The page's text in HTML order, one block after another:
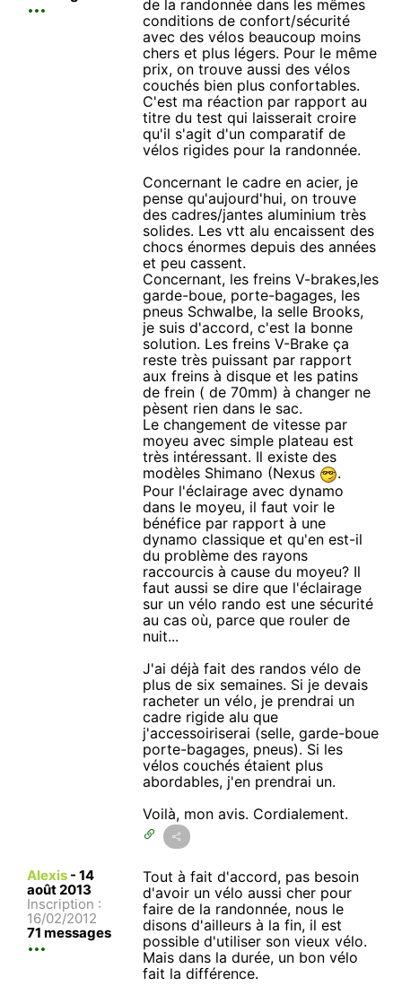
de la randonnée dans les mêmes
conditions de confort/sécurité
avec des vélos beaucoup moins
chers et plus légers. Pour le même
prix, on trouve aussi des vélos
couchés bien plus confortables.
C'est ma réaction par rapport au
titre du test qui laisserait croire
qu'il s'agit d'un comparatif de
vélos rigides pour la randonnée.
Concernant le cadre en acier, je
pense qu'aujourd'hui, on trouve
des cadres/jantes aluminium très
solides. Les vtt alu encaissent des
chocs énormes depuis des années
et peu cassent.
Concernant, les freins V-brakes,les
garde-boue, porte-bagages, les
pneus Schwalbe, la selle Brooks,
je suis d'accord, c'est la bonne
solution. Les freins V-Brake ça
reste très puissant par rapport
aux freins à disque et les patins
de frein ( de 70mm) à changer ne
pèsent rien dans le sac.
Le changement de vitesse par
moyeu avec simple plateau est
très intéressant. Il existe des
modèles Shimano (Nexus
.
Pour l'éclairage avec dynamo
dans le moyeu, il faut voir le
bénéfice par rapport à une
dynamo classique et qu'en est-il
du problème des rayons
raccourcis à cause du moyeu? Il
faut aussi se dire que l'éclairage
sur un vélo rando est une sécurité
au cas où, parce que rouler de
nuit...
J'ai déjà fait des randos vélo de
plus de six semaines. Si je devais
racheter un vélo, je prendrai un
cadre rigide alu que
j'accessoiriserai (selle, garde-boue
porte-bagages, pneus). Si les
vélos couchés étaient plus
abordables, j'en prendrai un.
Voilà, mon avis. Cordialement.
Alexis - 14
août 2013
Inscription :
16/02/2012
71 messages
Tout à fait d'accord, pas besoin
d'avoir un vélo aussi cher pour
faire de la randonnée, nous le
disons d'ailleurs à la fin, il est
possible d'utiliser son vieux vélo.
Mais dans la durée, un bon vélo
fait la différence.